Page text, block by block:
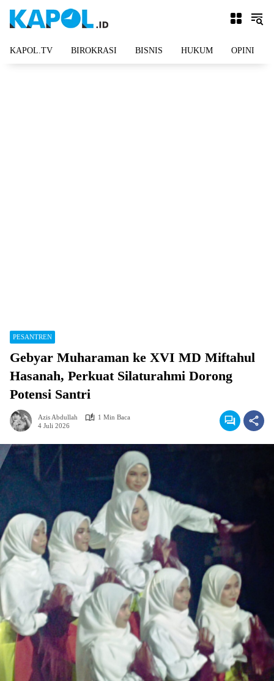
KAPOL.TV BIROKRASI BISNIS HUKUM OPINI
PESANTREN
Gebyar Muharaman ke XVI MD Miftahul
Hasanah, Perkuat Silaturahmi Dorong
Potensi Santri
Azis Abdullah
1 Min Baca
4 Juli 2026